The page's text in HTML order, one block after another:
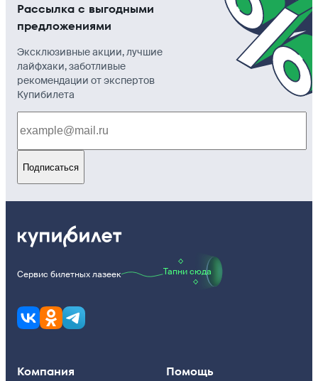
Рассылка с выгодными
предложениями
Эксклюзивные акции, лучшие
лайфхаки, заботливые
рекомендации от экспертов
Купибилета
Подписаться
Сервис билетных лазеек Тапни сюда
Компания Помощь